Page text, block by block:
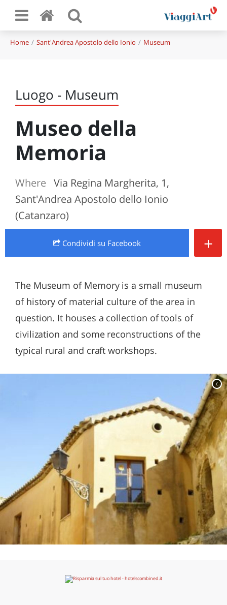
Home Sant'Andrea Apostolo dello Ionio Museum
Luogo - Museum
Museo della
Memoria
Where Via Regina Margherita, 1,
Sant'Andrea Apostolo dello Ionio
(Catanzaro)
Condividi su Facebook +
The Museum of Memory is a small museum
of history of material culture of the area in
question. It houses a collection of tools of
civilization and some reconstructions of the
typical rural and craft workshops.
c